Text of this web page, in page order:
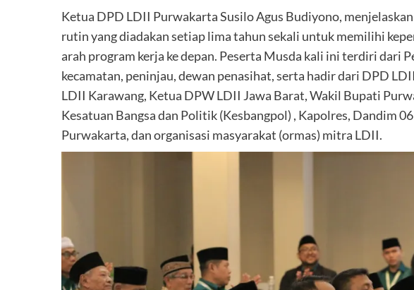
Ketua DPD LDII Purwakarta Susilo Agus Budiyono,
rutin yang diadakan setiap lima tahun sekali untuk memilihi
arah program kerja ke depan. Peserta Musda kali ini terdiri dari
kecamatan, peninjau, dewan penasihat, serta hadir dari DPD
LDII Karawang, Ketua DPW LDII Jawa Barat, Wakil Bupati
Kesatuan Bangsa dan Politik (Kesbangpol) , Kapolres, Dandim
Purwakarta, dan organisasi masyarakat (ormas) mitra LDII.